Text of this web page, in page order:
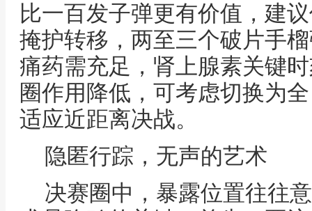
比一百发子弹更有价值，建
掩护转移，两至三个破片手
痛药需充足，肾上腺素关键
圈作用降低，可考虑切换为
适应近距离决战。
隐匿行踪，无声的艺术
决赛圈中，暴露位置往往